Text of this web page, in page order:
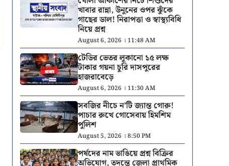
খাবার রান্না, উনুনের ওপর ঝুঁকে
গাছের ডাল! নিরাপত্তা ও স্বাস্থ্যবিধি
নিয়ে প্রশ্ন
August 6, 2026 । 11:48 AM
টেডির ভেতর লুকানো ১৫ লক্ষ
টাকার গয়না চুরি দাসপুরের
হাজরাবেড়ে
August 6, 2026 । 11:30 AM
সবজির নীচে ন’টি জ্যান্ত গোরু!
পাচার রুখে গোসেবায় হিমশিম
পুলিশ
August 5, 2026 । 8:50 PM
পর্ষদের নাম ভাঙিয়ে প্রশ্ন বিক্রির
অভিযোগ, তদন্তে জেলা প্রাথমিক